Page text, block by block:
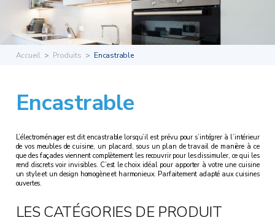
Accueil Produits Encastrable
Encastrable
L’électroménager est dit encastrable lorsqu’il est prévu pour s’intégrer à l’intérieur
de vos meubles de cuisine, un placard, sous un plan de travail de manière à ce
que des façades viennent complètement les recouvrir pour les dissimuler, ce qui les
rend discrets voir invisibles. C’est le choix idéal pour apporter à votre une cuisine
un style et un design homogène et harmonieux. Parfaitement adapté aux cuisines
ouvertes.
LES CATÉGORIES DE PRODUIT